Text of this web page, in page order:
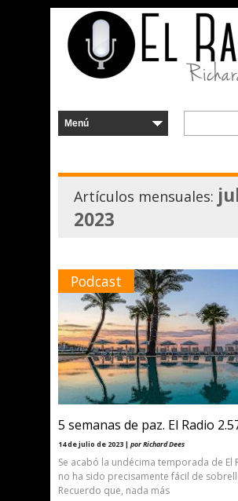
Artículos mensuales:
2023
Podcast
5 semanas de paz. El Radio
14 de julio de 2023 | por Richard Dees
Se acabó la undécima temporada de El
no ha sido precisamente fácil de
Recuerdo que, nada más